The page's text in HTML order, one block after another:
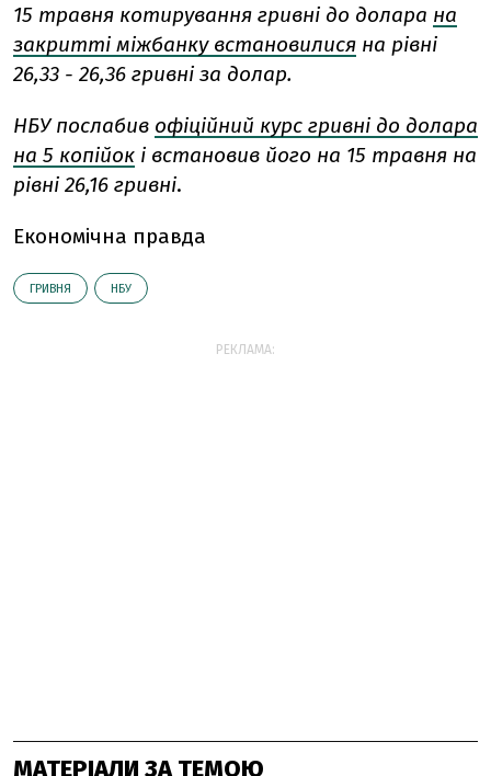
15 травня котирування гривні до долара на
закритті міжбанку встановилися на рівні
26,33 - 26,36 гривні за долар.
НБУ послабив офіційний курс гривні до долара
на 5 копійок і встановив його на 15 травня на
рівні 26,16 гривні.
Економічна правда
ГРИВНЯ НБУ
РЕКЛАМА:
МАТЕРІАЛИ ЗА ТЕМОЮ